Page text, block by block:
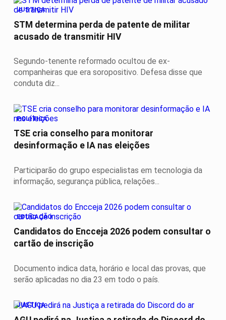
JUSTIÇA
STM determina perda de patente de militar
acusado de transmitir HIV
Segundo-tenente reformado ocultou de ex-
companheiras que era soropositivo. Defesa disse que
conduta diz...
POLÍTICA
TSE cria conselho para monitorar
desinformação e IA nas eleições
Participarão do grupo especialistas em tecnologia da
informação, segurança pública, relações...
EDUCAÇÃO
Candidatos do Encceja 2026 podem consultar o
cartão de inscrição
Documento indica data, horário e local das provas, que
serão aplicadas no dia 23 em todo o país.
JUSTIÇA